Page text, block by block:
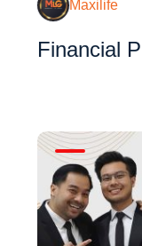
Maxilife
Financial